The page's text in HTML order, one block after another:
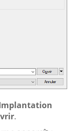
.